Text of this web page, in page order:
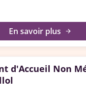
En savoir plus arrow_forward
d'Accueil Non